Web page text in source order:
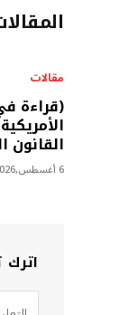
مقالات
(قراءة
القانون
6 أغسطس,2026
اترك